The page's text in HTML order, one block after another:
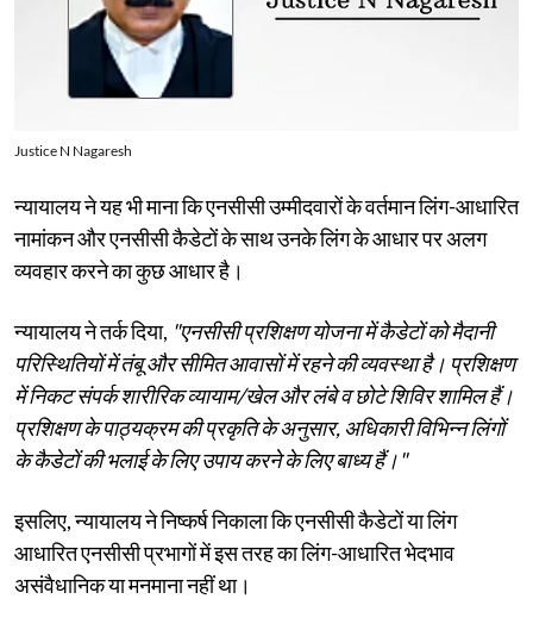
Justice N Nagaresh
न्यायालय ने यह भी माना कि एनसीसी उम्मीदवारों के वर्तमान लिंग-आधारित
नामांकन और एनसीसी कैडेटों के साथ उनके लिंग के आधार पर अलग
व्यवहार करने का कुछ आधार है।
न्यायालय ने तर्क दिया, "एनसीसी प्रशिक्षण योजना में कैडेटों को मैदानी
परिस्थितियों में तंबू और सीमित आवासों में रहने की व्यवस्था है। प्रशिक्षण
में निकट संपर्क शारीरिक व्यायाम/खेल और लंबे व छोटे शिविर शामिल हैं।
प्रशिक्षण के पाठ्यक्रम की प्रकृति के अनुसार, अधिकारी विभिन्न लिंगों
के कैडेटों की भलाई के लिए उपाय करने के लिए बाध्य हैं।"
इसलिए, न्यायालय ने निष्कर्ष निकाला कि एनसीसी कैडेटों या लिंग
आधारित एनसीसी प्रभागों में इस तरह का लिंग-आधारित भेदभाव
असंवैधानिक या मनमाना नहीं था।